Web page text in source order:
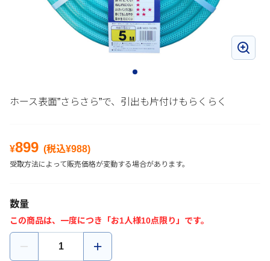
ホース表面”さらさら”で、引出も片付けもらくらく
¥899 (税込¥988)
受取方法によって販売価格が変動する場合があります。
数量
この商品は、一度につき「お1人様10点限り」です。